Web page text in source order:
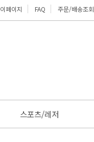
페이지 FAQ 주문/배송조회
스포츠/레저